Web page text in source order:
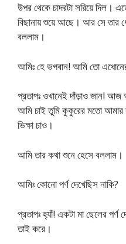
উপর থেকে চাদরটা সরিয়ে দিল।
বিছানায় শুয়ে আছে। আর সে তার
বললাম।
আমিঃ হে ভগবান! আমি তো
প্রতাপঃ ওখানেই দাঁড়াও জান!
আমি চাই তুমি কুকুরের মতো
ভিক্ষা চাও।
আমি তার কথা শুনে হেসে বললাম।
আমিঃ কোনো পর্ণ দেখেছিস নাকি?
প্রতাপঃ হ্যাঁ! একটা মা ছেলের পর্ণ
তাই করে।